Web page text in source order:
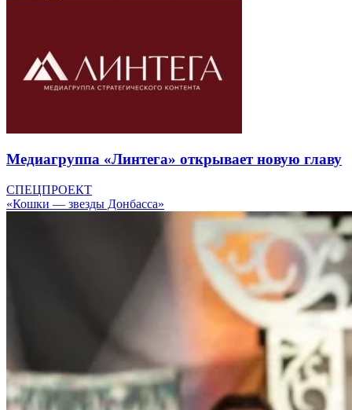
Медиагруппа «Линтега» открывает новую главу
СПЕЦПРОЕКТ
«Кошки — звезды Донбасса»